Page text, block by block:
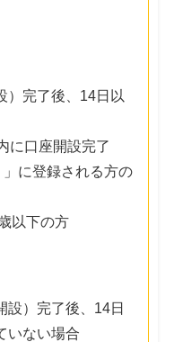
）完了後、14日以
口座開設完了
に登録される方の
以下の方
設）完了後、14日
いない場合